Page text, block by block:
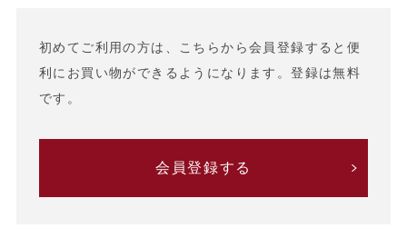
初めてご利用の方は、こちらから会員登録すると便
利にお買い物ができるようになります。登録は無料
です。
会員登録する